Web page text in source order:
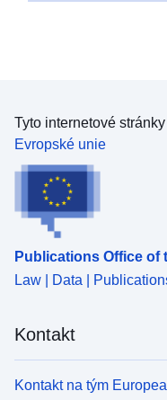
Tyto internetové
Evropské unie
Publications Office of
Law | Data |
Kontakt
Kontakt na tým